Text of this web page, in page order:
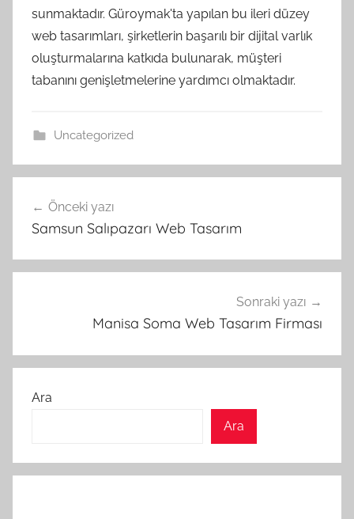
sunmaktadır. Güroymak'ta yapılan bu ileri düzey
web tasarımları, şirketlerin başarılı bir dijital varlık
oluşturmalarına katkıda bulunarak, müşteri
tabanını genişletmelerine yardımcı olmaktadır.
Uncategorized
gezinmesi
Önceki yazı
Samsun Salıpazarı Web Tasarım
Sonraki yazı
Manisa Soma Web Tasarım Firması
Ara
Ara